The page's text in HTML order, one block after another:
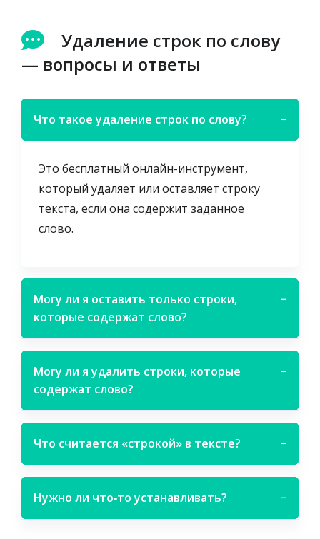
Удаление строк по слову
— вопросы и ответы
Что такое удаление строк по слову? −
Это бесплатный онлайн-инструмент,
который удаляет или оставляет строку
текста, если она содержит заданное
слово.
Могу ли я оставить только строки,
которые содержат слово?
−
Могу ли я удалить строки, которые
содержат слово?
−
Что считается «строкой» в тексте? −
Нужно ли что‑то устанавливать? −